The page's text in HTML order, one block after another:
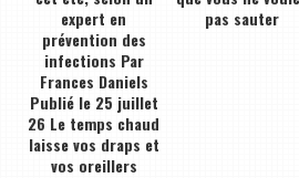
expert en
prévention des
infections Par
Frances Daniels
Publié le 25 juillet
26 Le temps chaud
laisse vos draps et
vos oreillers
pas sauter